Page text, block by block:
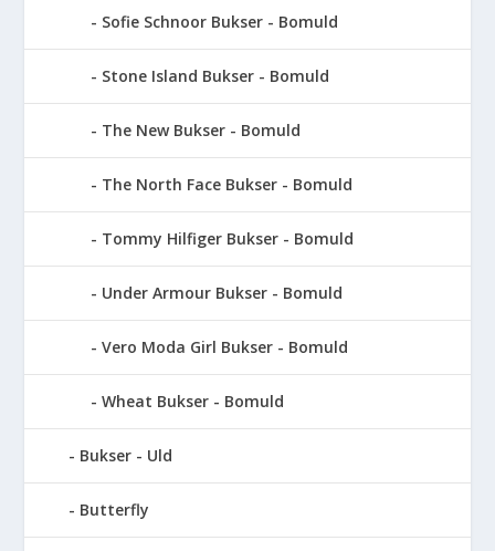
Sofie Schnoor Bukser - Bomuld
Stone Island Bukser - Bomuld
The New Bukser - Bomuld
The North Face Bukser - Bomuld
Tommy Hilfiger Bukser - Bomuld
Under Armour Bukser - Bomuld
Vero Moda Girl Bukser - Bomuld
Wheat Bukser - Bomuld
Bukser - Uld
Butterfly